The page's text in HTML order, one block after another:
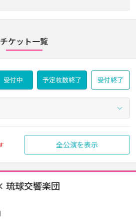
チケット一覧
受付中 予定枚数終了 受付終了
全公演を表示
球交響楽団